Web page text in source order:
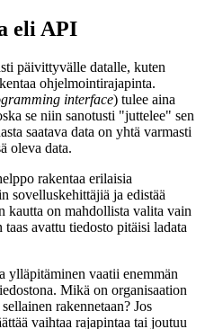
eli API
päivittyvälle datalle, kuten
ohjelmointirajapinta.
interface) tulee aina
se niin sanotusti "juttelee" sen
saatava data on yhtä varmasti
oleva data.
rakentaa erilaisia
sovelluskehittäjiä ja edistää
kautta on mahdollista valita vain
avattu tiedosto pitäisi ladata
ylläpitäminen vaatii enemmän
Mikä on organisaation
rakennetaan? Jos
vaihtaa rajapintaa tai joutuu